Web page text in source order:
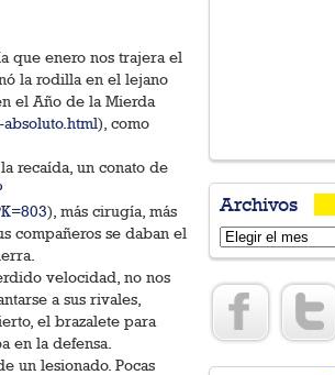
que enero nos trajera el
la rodilla en el lejano
el Año de la Mierda
), como
recaída, un conato de
), más cirugía, más
compañeros se daban el
velocidad, no nos
a sus rivales,
el brazalete para
en la defensa.
un lesionado. Pocas
Archivos
Archivos